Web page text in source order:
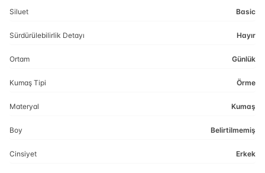
Siluet Basic
Sürdürülebilirlik Detayı Hayır
Ortam Günlük
Kumaş Tipi Örme
Materyal Kumaş
Boy Belirtilmemiş
Cinsiyet Erkek